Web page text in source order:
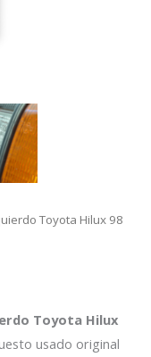
Toyota Hilux 98
Toyota Hilux
usado original